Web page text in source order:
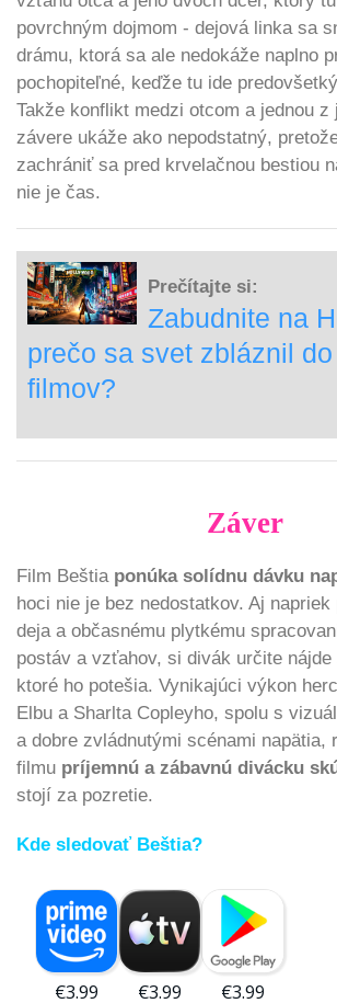
povrchným dojmom - dejová linka sa
drámu, ktorá sa ale nedokáže naplno
pochopiteľné, keďže tu ide
Takže konflikt medzi otcom a jednou z
závere ukáže ako nepodstatný,
zachrániť sa pred krvelačnou bestiou
nie je čas.
Prečítajte si:
Zabudnite na
prečo sa svet zbláznil
filmov?
Záver
Film Beštiaponúka solídnu dávku
hoci nie je bez nedostatkov. Aj
deja a občasnému plytkému
postáv a vzťahov, si divák určite nájde
ktoré ho potešia. Vynikajúci výkon
Elbu a Sharlta Copleyho, spolu s
a dobre zvládnutými scénami napätia,
filmu príjemnú a zábavnú divácku
stojí za pozretie.
Kde sledovať Beštia?